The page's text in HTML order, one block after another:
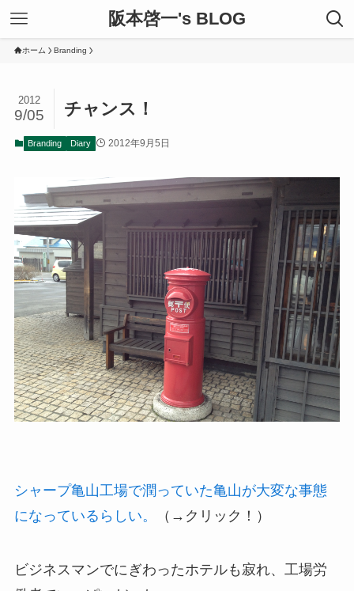
阪本啓一's BLOG
ホーム Branding
チャンス！
2012
9/05
Branding Diary 2012年9月5日
シャープ亀山工場で潤っていた亀山が大変な事態
になっているらしい。
（→クリック！）
ビジネスマンでにぎわったホテルも寂れ、工場労